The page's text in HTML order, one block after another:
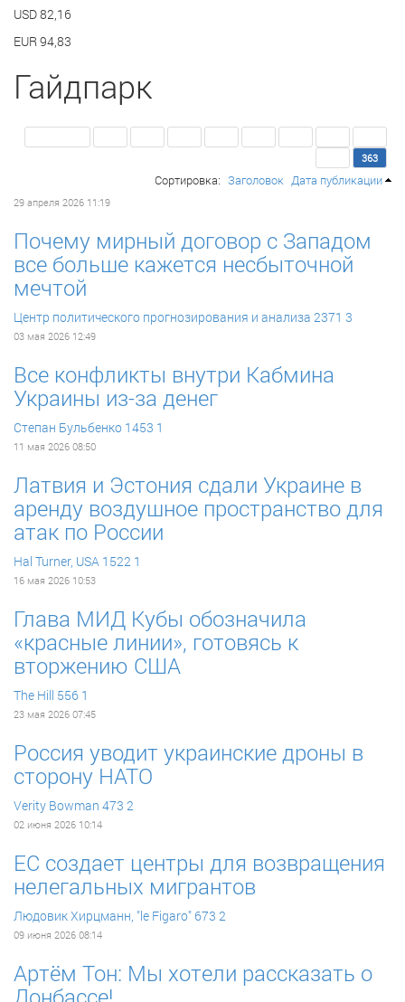
USD82,16
EUR94,83
Гайдпарк
363
Сортировка: Заголовок Дата публикации
29 апреля 2026 11:19
Почему мирный договор с Западом
все больше кажется несбыточной
мечтой
Центр политического прогнозирования и анализа 2371 3
03 мая 2026 12:49
Все конфликты внутри Кабмина
Украины из-за денег
Степан Бульбенко 1453 1
11 мая 2026 08:50
Латвия и Эстония сдали Украине в
аренду воздушное пространство для
атак по России
Hal Turner, USA 1522 1
16 мая 2026 10:53
Глава МИД Кубы обозначила
«красные линии», готовясь к
вторжению США
The Hill 556 1
23 мая 2026 07:45
Россия уводит украинские дроны в
сторону НАТО
Verity Bowman 473 2
02 июня 2026 10:14
ЕС создает центры для возвращения
нелегальных мигрантов
Людовик Хирцманн, "le Figaro" 673 2
09 июня 2026 08:14
Артём Тон: Мы хотели рассказать о